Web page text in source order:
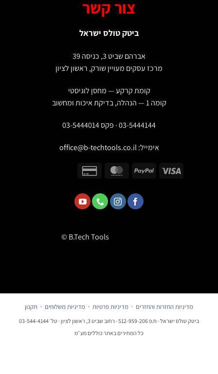
צור קשר
ביטק טולס ישראל
אברהם שביט 3, כניסה 39
מרכז עסקים מעויין שורק, ראשון לציון
קומת קרקע — מחסן לוגיסטי
03-5444144 · פקס 03-5444014
אימייל:office@b-techtools.co.il
© B.Tech Tools
מדיניות החזרות והחזרים ·מדיניות פרטיות·מדיניות משלוחים·תקנון
ביטק טולס ישראל · ח.פ 512-959-206 · רחוב שביט 3, ראשון לציון · טל׳ 03-544-4144
כל המחירים באתר כוללים מע״מ